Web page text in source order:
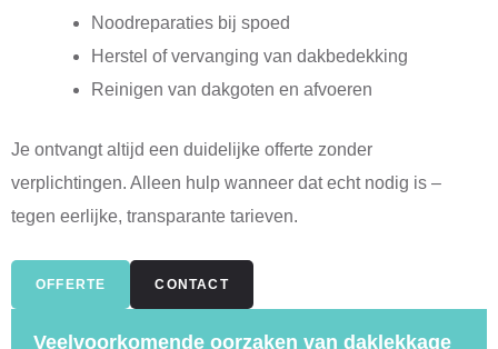
Noodreparaties bij spoed
Herstel of vervanging van dakbedekking
Reinigen van dakgoten en afvoeren
Je ontvangt altijd een duidelijke offerte zonder
verplichtingen. Alleen hulp wanneer dat echt nodig is –
tegen eerlijke, transparante tarieven.
OFFERTE CONTACT
Veelvoorkomende oorzaken van daklekkage